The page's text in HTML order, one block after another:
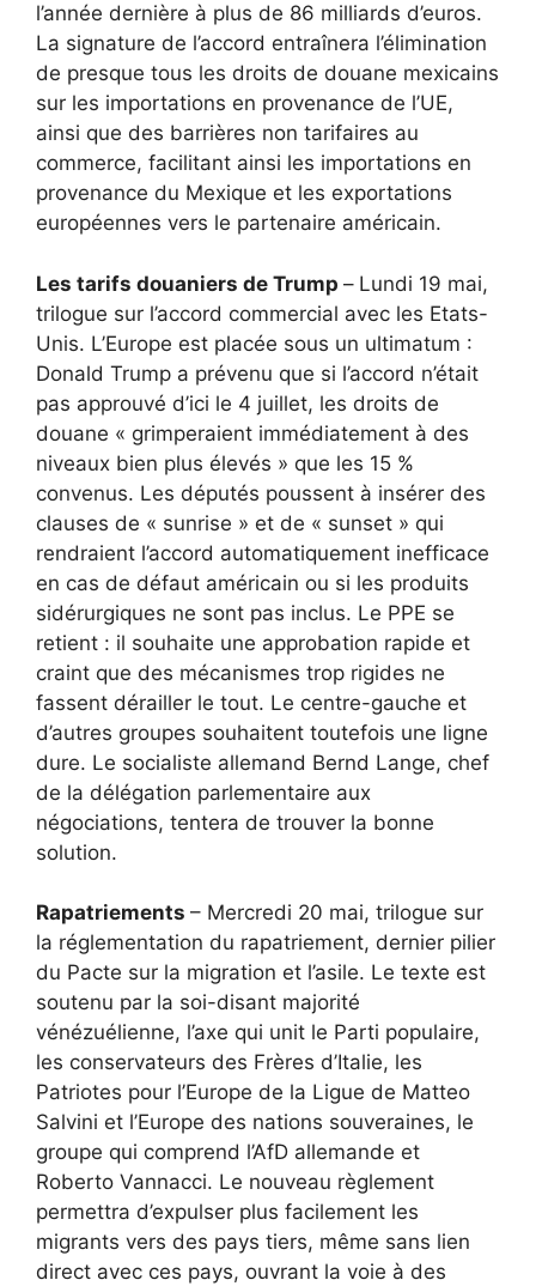
l’année dernière à plus de 86 milliards d’euros.
La signature de l’accord entraînera l’élimination
de presque tous les droits de douane mexicains
sur les importations en provenance de l’UE,
ainsi que des barrières non tarifaires au
commerce, facilitant ainsi les importations en
provenance du Mexique et les exportations
européennes vers le partenaire américain.
Les tarifs douaniers de Trump – Lundi 19 mai,
trilogue sur l’accord commercial avec les Etats-
Unis. L’Europe est placée sous un ultimatum :
Donald Trump a prévenu que si l’accord n’était
pas approuvé d’ici le 4 juillet, les droits de
douane « grimperaient immédiatement à des
niveaux bien plus élevés » que les 15 %
convenus. Les députés poussent à insérer des
clauses de « sunrise » et de « sunset » qui
rendraient l’accord automatiquement inefficace
en cas de défaut américain ou si les produits
sidérurgiques ne sont pas inclus. Le PPE se
retient : il souhaite une approbation rapide et
craint que des mécanismes trop rigides ne
fassent dérailler le tout. Le centre-gauche et
d’autres groupes souhaitent toutefois une ligne
dure. Le socialiste allemand Bernd Lange, chef
de la délégation parlementaire aux
négociations, tentera de trouver la bonne
solution.
Rapatriements – Mercredi 20 mai, trilogue sur
la réglementation du rapatriement, dernier pilier
du Pacte sur la migration et l’asile. Le texte est
soutenu par la soi-disant majorité
vénézuélienne, l’axe qui unit le Parti populaire,
les conservateurs des Frères d’Italie, les
Patriotes pour l’Europe de la Ligue de Matteo
Salvini et l’Europe des nations souveraines, le
groupe qui comprend l’AfD allemande et
Roberto Vannacci. Le nouveau règlement
permettra d’expulser plus facilement les
migrants vers des pays tiers, même sans lien
direct avec ces pays, ouvrant la voie à des